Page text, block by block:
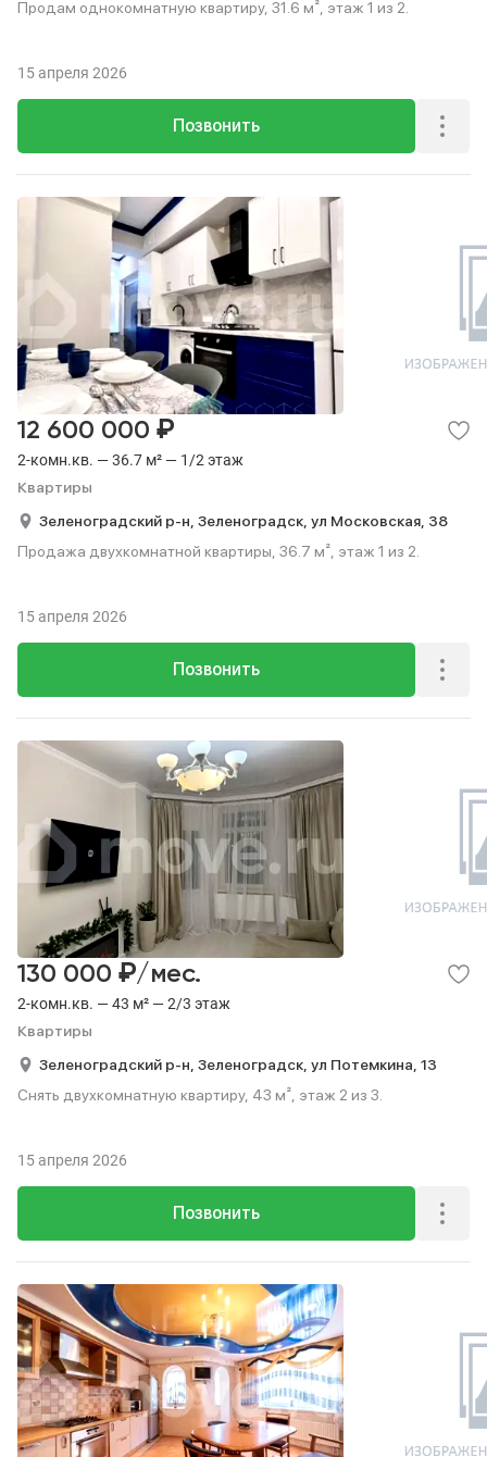
Продам однокомнатную квартиру, 31.6 м², этаж 1 из 2.
Позвонить
15 апреля 2026
2-комн.кв. — 36.7 м² — 1/2 этаж
Квартиры
12 600 000 ₽
Зеленоградский р-н, Зеленоградск, ул Московская, 38
Продажа двухкомнатной квартиры, 36.7 м², этаж 1 из 2.
Позвонить
15 апреля 2026
2-комн.кв. — 43 м² — 2/3 этаж
Квартиры
130 000 ₽/мес.
Зеленоградский р-н, Зеленоградск, ул Потемкина, 13
Снять двухкомнатную квартиру, 43 м², этаж 2 из 3.
Позвонить
15 апреля 2026